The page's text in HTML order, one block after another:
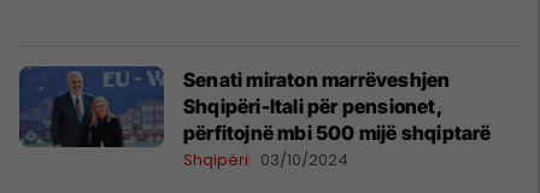
Senati miraton marrëveshjen
Shqipëri-Itali për pensionet,
përfitojnë mbi 500 mijë shqiptarë
Shqipëri 03/10/2024